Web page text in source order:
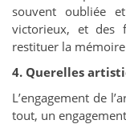
souvent oubliée
victorieux, et des
restituer la
4. Querelles
L’engagement de
tout, un